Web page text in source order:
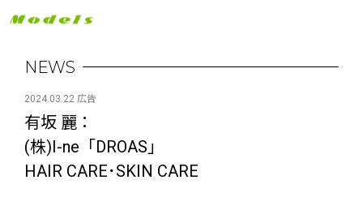
NEWS
2024.03.22 広告
有坂 麗：
(株)I-ne「DROAS」
HAIR CARE･SKIN CARE